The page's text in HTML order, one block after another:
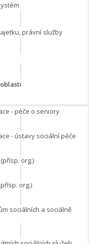
právní služby
- péče o seniory
- ústavy sociální péče
org.)
org.)
sociálních a sociálně